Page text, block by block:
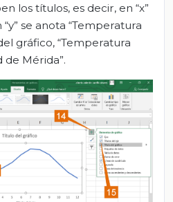
los títulos, es decir, en “x”
se anota “Temperatura
gráfico, “Temperatura
Mérida”.